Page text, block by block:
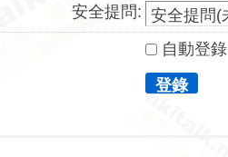
安全提問:
自動登錄
登錄